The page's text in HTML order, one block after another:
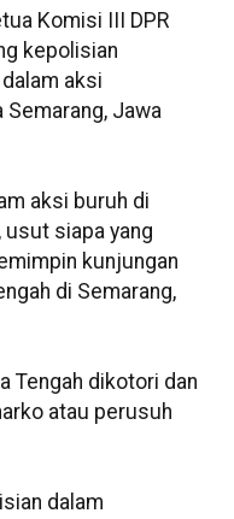
Komisi III DPR
kepolisian
aksi
Jawa
aksi buruh di
usut siapa yang
kunjungan
di Semarang,
Tengah dikotori dan
atau perusuh
dalam